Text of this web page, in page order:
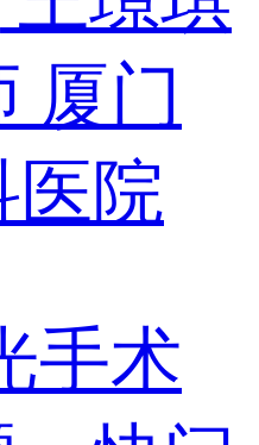
厦门
医院
手术